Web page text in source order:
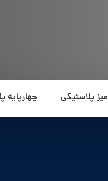
میز پلاستیکی چهارپایه